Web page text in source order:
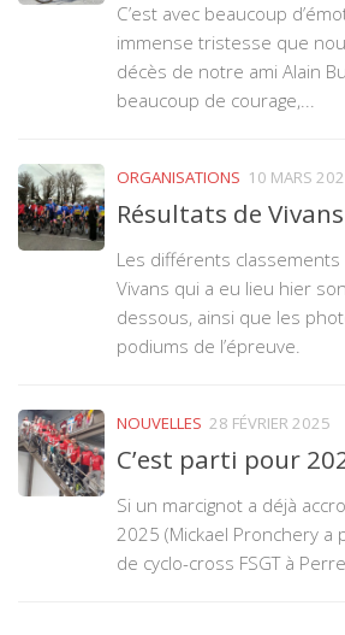
C’est avec beaucoup
immense tristesse que
décès de notre ami Alain
beaucoup de courage,...
ORGANISATIONS 10 MARS
Résultats de Vivans
Les différents
Vivans qui a eu lieu hier
dessous, ainsi que les
podiums de l’épreuve.
NOUVELLES 28 FÉVRIER 2025
C’est parti pour
Si un marcignot a déjà
2025 (Mickael Pronchery a
de cyclo-cross FSGT à